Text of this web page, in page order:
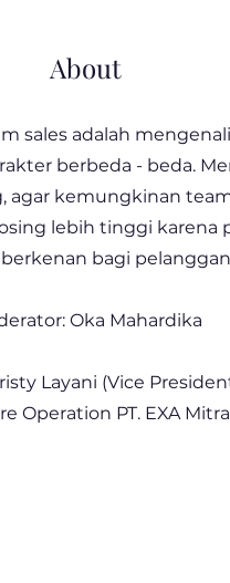
About
sales adalah
berbeda - beda.
agar kemungkinan
lebih tinggi karena
bagi
Oka Mahardika
Layani (Vice
Operation PT. EXA